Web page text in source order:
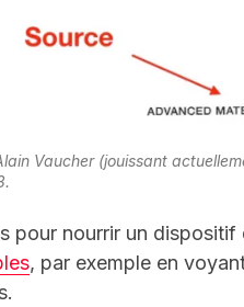
Vaucher (jouissant
pour nourrir un
, par exemple en